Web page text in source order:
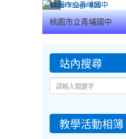
桃園市立青埔國中
::: 站內搜尋
教學活動相簿